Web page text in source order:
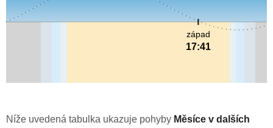
západ
17:41
Níže uvedená tabulka ukazuje pohyby Měsíce v dalších